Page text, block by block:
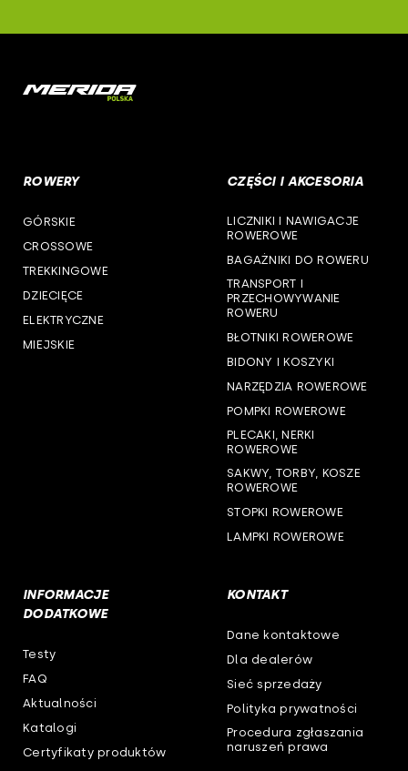
cst
woj. opolskie
woj. podlaskie
woj. pomorskie
woj. śląskie
woj. warmińsko-mazurskie
ROWERY
GÓRSKIE
CROSSOWE
TREKKINGOWE
DZIECIĘCE
ELEKTRYCZNE
MIEJSKIE
CZĘŚCI I AKCESORIA
LICZNIKI I NAWIGACJE
ROWEROWE
BAGAŻNIKI DO ROWERU
TRANSPORT I
PRZECHOWYWANIE
ROWERU
BŁOTNIKI ROWEROWE
BIDONY I KOSZYKI
NARZĘDZIA ROWEROWE
POMPKI ROWEROWE
PLECAKI, NERKI
ROWEROWE
SAKWY, TORBY, KOSZE
ROWEROWE
STOPKI ROWEROWE
LAMPKI ROWEROWE
INFORMACJE
DODATKOWE
Testy
FAQ
Aktualności
Katalogi
Certyfikaty produktów
KONTAKT
Dane kontaktowe
Dla dealerów
Sieć sprzedaży
Polityka prywatności
Procedura zgłaszania
naruszeń prawa